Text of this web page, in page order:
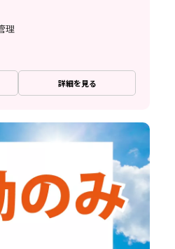
理
詳細を見る